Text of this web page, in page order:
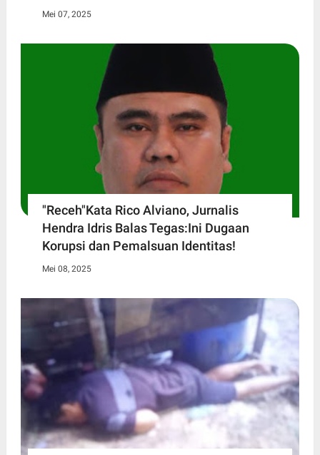
Mei 07, 2025
"Receh"Kata Rico Alviano, Jurnalis
Hendra Idris Balas Tegas:Ini Dugaan
Korupsi dan Pemalsuan Identitas!
Mei 08, 2025